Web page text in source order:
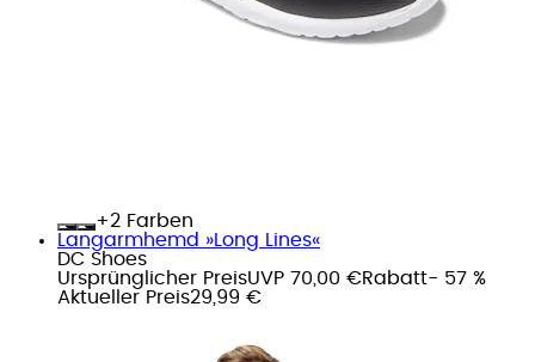
+
Farben
Langarmhemd »Long Lines«
DC Shoes
Ursprünglicher PreisUVP 70,00 €Rabatt- 57 %
Aktueller Preis29,99 €